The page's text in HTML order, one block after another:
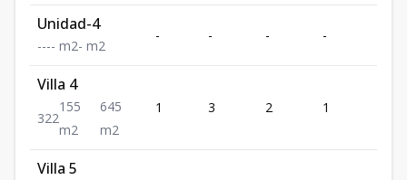
Unidad-4
---- m2- m2
- - - -
Villa 4
322
155
m2
645
m2
1 3 2 1
Villa 5